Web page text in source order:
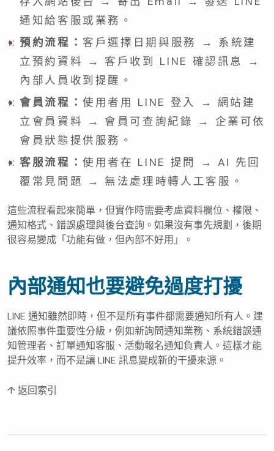
通知給客服或業務。
預約流程： 客戶選擇日期與服務 → 系統建
立預約資料 → 客戶收到 LINE 確認訊息 →
內部人員收到提醒。
會員流程：使用者用 LINE 登入 → 網站建
立會員資料 → 會員可查詢紀錄 → 企業可依
會員狀態提供服務。
客服流程：使用者在 LINE 提問 → AI 先回
覆常見問題 → 無法處理時轉人工客服。
這些流程看起來簡單，但實作時需要考慮資料欄位、權限、
通知格式、錯誤處理與後台查詢。如果沒有事先規劃，後期
很容易變成「功能有做，但內部不好用」。
內部通知也要避免過度打擾
LINE 通知雖然即時，但不是所有事件都需要通知所有人。建
議依照事件重要性分級，例如新詢問通知業務、系統錯誤通
知管理者、訂單通知客服、活動報名通知負責人。這樣才能
提升效率，而不是讓 LINE 訊息變成新的干擾來源。
↑ 返回索引